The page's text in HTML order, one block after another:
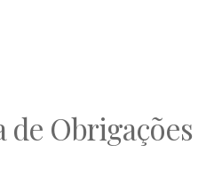
de Obrigações